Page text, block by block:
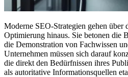
Moderne SEO-Strategien gehen
Optimierung hinaus. Sie betonen die
die Demonstration von Fachwissen
Unternehmen müssen sich darauf
die direkt den Bedürfnissen ihres
als autoritative Informationsquellen